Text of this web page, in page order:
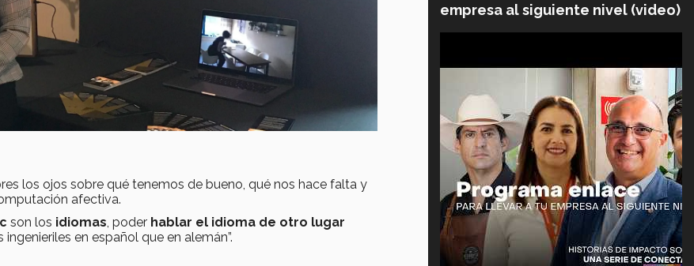
los ojos sobre qué tenemos de bueno, qué nos hace falta y
afectiva.
son los idiomas , poder hablar el idioma de otro lugar
en español que en alemán”.
empresa al siguiente nivel (video)